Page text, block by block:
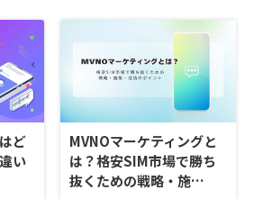
ど
い
MVNOマーケティングと
は？格安SIM市場で勝ち
抜くための戦略・施…